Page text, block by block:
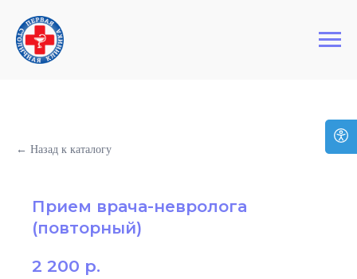
Первая Столичная Клиника
← Назад к каталогу
Прием врача-невролога
(повторный)
2 200 р.